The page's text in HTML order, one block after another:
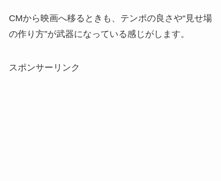
CMから映画へ移るときも、テンポの良さや“見せ場
の作り方”が武器になっている感じがします。
スポンサーリンク